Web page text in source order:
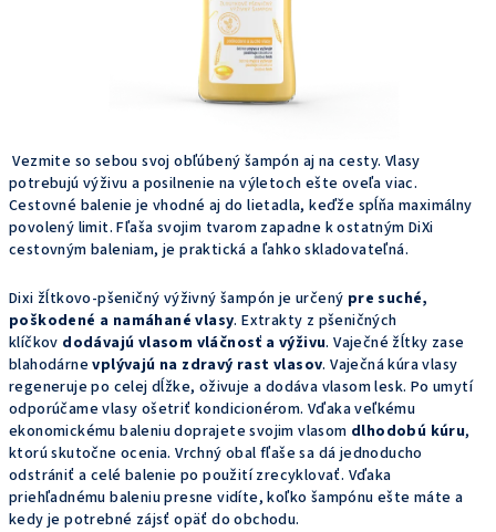
Vezmite so sebou svoj obľúbený šampón aj na cesty. Vlasy
potrebujú výživu a posilnenie na výletoch ešte oveľa viac.
Cestovné balenie je vhodné aj do lietadla, keďže spĺňa maximálny
povolený limit. Fľaša svojim tvarom zapadne k ostatným DiXi
cestovným baleniam, je praktická a ľahko skladovateľná.
Dixi žĺtkovo-pšeničný výživný šampón je určený pre suché,
poškodené a namáhané vlasy. Extrakty z pšeničných
klíčkov dodávajú vlasom vláčnosť a výživu. Vaječné žĺtky zase
blahodárnevplývajú na zdravý rast vlasov. Vaječná kúra vlasy
regeneruje po celej dĺžke, oživuje a dodáva vlasom lesk. Po umytí
odporúčame vlasy ošetriť kondicionérom. Vďaka veľkému
ekonomickému baleniu doprajete svojim vlasom dlhodobú kúru,
ktorú skutočne ocenia. Vrchný obal fľaše sa dá jednoducho
odstrániť a celé balenie po použití zrecyklovať. Vďaka
priehľadnému baleniu presne vidíte, koľko šampónu ešte máte a
kedy je potrebné zájsť opäť do obchodu.